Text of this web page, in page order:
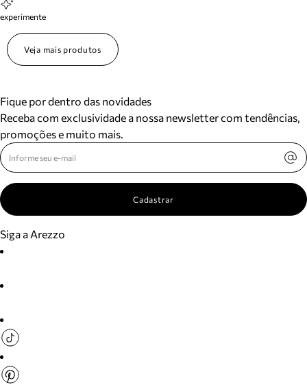
experimente
Veja mais produtos
Fique por dentro das novidades
Receba com exclusividade a nossa newsletter com tendências,
promoções e muito mais.
Cadastrar
Siga a Arezzo